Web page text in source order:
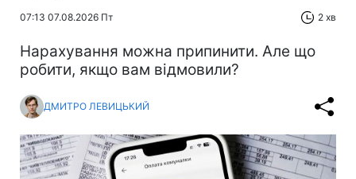
07:13 07.08.2026 Пт 2 хв
Нарахування можна припинити. Але що
робити, якщо вам відмовили?
ДМИТРО ЛЕВИЦЬКИЙ